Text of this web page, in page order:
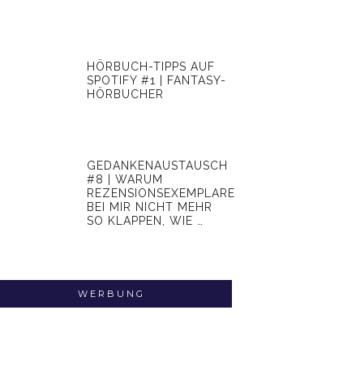
HÖRBUCH-TIPPS AUF
SPOTIFY #1 | FANTASY-
HÖRBUCHER
GEDANKENAUSTAUSCH
#8 | WARUM
REZENSIONSEXEMPLARE
BEI MIR NICHT MEHR
SO KLAPPEN, WIE …
WERBUNG